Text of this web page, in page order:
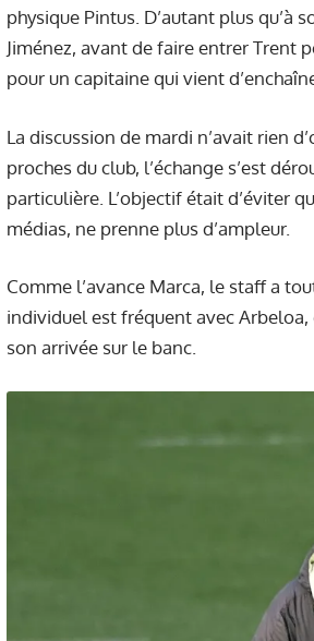
physique Pintus. D’autant plus qu’à
Jiménez, avant de faire entrer Trent
pour un capitaine qui vient
La discussion de mardi n’avait rien
proches du club, l’échange s’est
particulière. L’objectif était d’éviter
médias, ne prenne plus d’ampleur.
Comme l’avance Marca, le staff a
individuel est fréquent avec
son arrivée sur le banc.